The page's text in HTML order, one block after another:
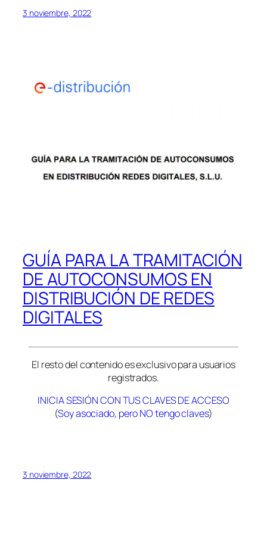
3 noviembre, 2022
GUÍA PARA LA TRAMITACIÓN
DE AUTOCONSUMOS EN
DISTRIBUCIÓN DE REDES
DIGITALES
El resto del contenido es exclusivo para usuarios
registrados.
INICIA SESIÓN CON TUS CLAVES DE ACCESO
(Soy asociado, pero NO tengo claves)
3 noviembre, 2022